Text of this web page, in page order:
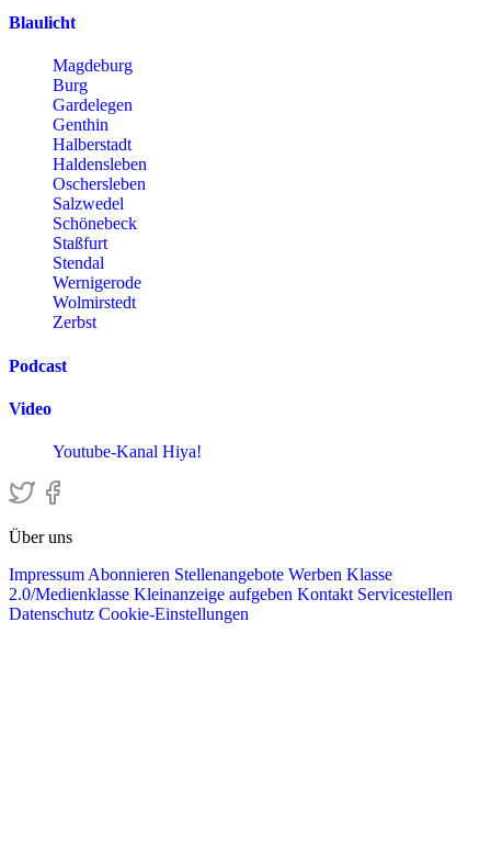
Blaulicht
Magdeburg
Burg
Gardelegen
Genthin
Halberstadt
Haldensleben
Oschersleben
Salzwedel
Schönebeck
Staßfurt
Stendal
Wernigerode
Wolmirstedt
Zerbst
Podcast
Video
Youtube-Kanal Hiya!
Über uns
Impressum Abonnieren Stellenangebote Werben Klasse
2.0/Medienklasse Kleinanzeige aufgeben Kontakt Servicestellen
Datenschutz Cookie-Einstellungen